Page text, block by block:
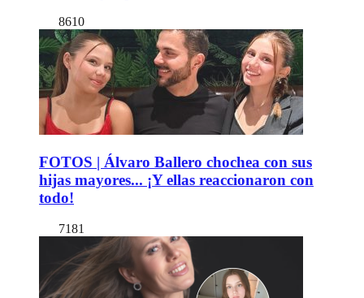
8610
FOTOS | Álvaro Ballero chochea con sus
hijas mayores... ¡Y ellas reaccionaron con
todo!
7181